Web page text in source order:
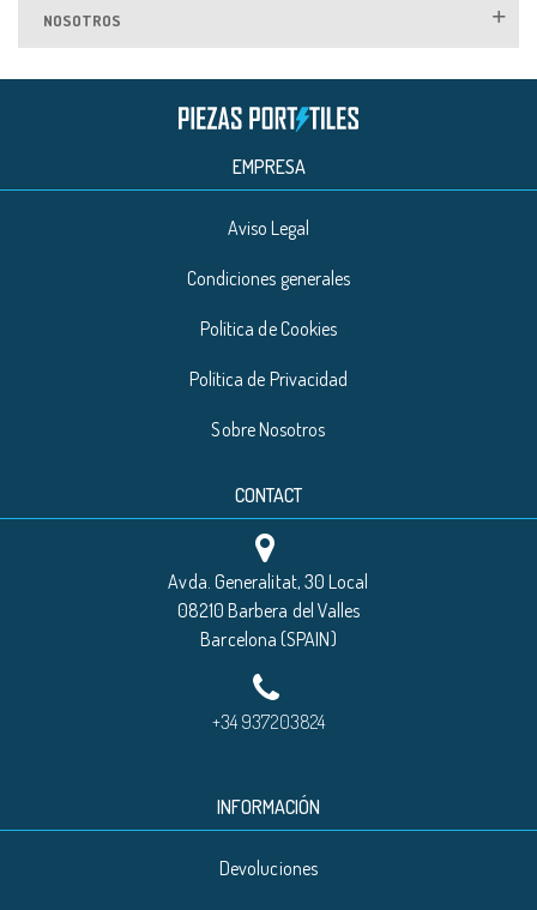
NOSOTROS
EMPRESA
Aviso Legal
Condiciones generales
Política de Cookies
Política de Privacidad
Sobre Nosotros
CONTACT
Avda. Generalitat, 30 Local
08210 Barbera del Valles
Barcelona (SPAIN)
+34 937203824
INFORMACIÓN
Devoluciones